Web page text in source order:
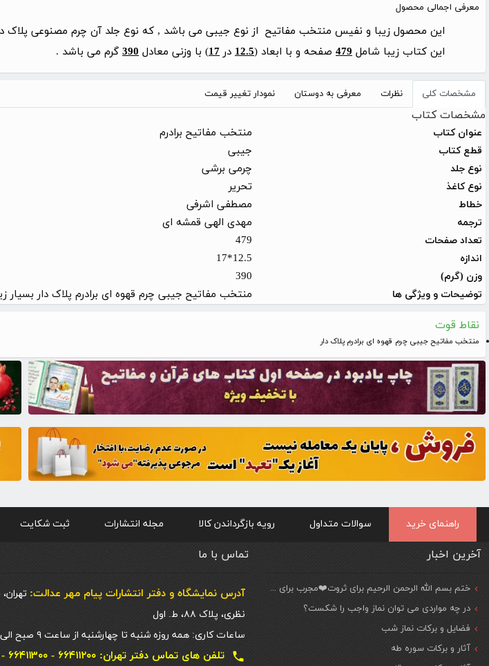
معرفی اجمالی محصول
این محصول زیبا و نفیس منتخب مفاتیح از نوع جیبی می باشد , که نوع جلد آن چرم مصنوعی
این کتاب زیبا شامل 479 صفحه و با ابعاد (12.5 در 17) با وزنی معادل 390 گرم می باشد .
مشخصات کلی نظرات معرفی به دوستان نمودار تغییر قیمت
مشخصات کتاب
عنوان کتاب منتخب مفاتیح برادرم
قطع کتاب جیبی
نوع جلد چرمی برشی
نوع کاغذ تحریر
خطاط مصطفی اشرفی
ترجمه مهدی الهی قمشه ای
تعداد صفحات 479
اندازه 12.5*17
وزن (گرم) 390
توضیحات و ویژگی ها منتخب مفاتیح جیبی چرم قهوه ای برادرم پلاک دار
نقاط قوت
منتخب مفاتیح جیبی چرم قهوه ای برادرم پلاک دار
راهنمای خرید سوالات متداول رویه بازگرداندن کالا مجله انتشارات ثبت شکایت
آخرین اخبار
ختم بسم الله الرحمن الرحیم برای ثروت❤️مجرب برای حاجات مهم و فوری
در چه مواردی می توان نماز واجب را شکست؟
فضایل و برکات نماز شب
آثار و برکات سوره طه
تماس با ما
آدرس نمایشگاه و دفتر انتشارات پيام مهر عدالت:
نظری، پلاک ۸۸، ط. اول
ساعات کاری: همه روزه شنبه تا چهارشنبه از ساعت ۹ صبح الی ۱۷ عصر و پنج شنبه ها تا ۱۲ ظهر
local_phone تلفن های تماس دفتر تهران: ۶۶۴۱۱۲۰۰ - ۶۶۴۱۱۳۰۰ - ۶۶۴۰۵۶۰۰ - ۰۲۱